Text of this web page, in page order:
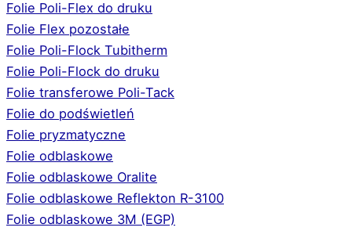
Folie Poli-Flex do druku
Folie Flex pozostałe
Folie Poli-Flock Tubitherm
Folie Poli-Flock do druku
Folie transferowe Poli-Tack
Folie do podświetleń
Folie pryzmatyczne
Folie odblaskowe
Folie odblaskowe Oralite
Folie odblaskowe Reflekton R-3100
Folie odblaskowe 3M (EGP)